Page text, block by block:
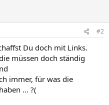
#2
Du doch mit Links.
müssen doch ständig
immer, für was die
... ?(